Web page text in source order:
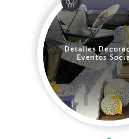
Detalles
Eventos